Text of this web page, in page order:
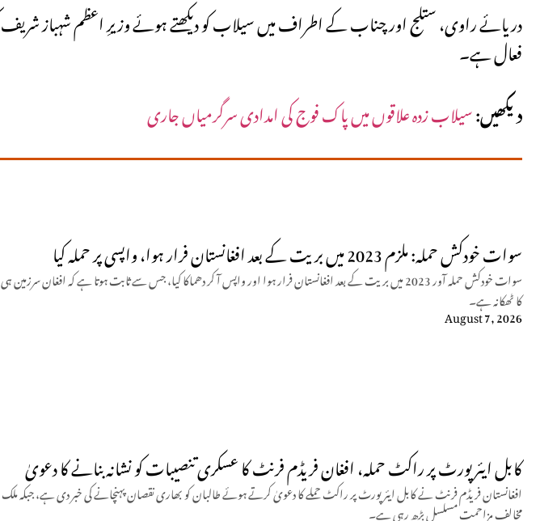
دریائے راوی، ستلج اور چناب کے اطراف میں سیلاب کو دیکھتے ہوئے وزیرِ اعظم شہباز شریف
فعال ہے۔
دیکھیں:سیلاب زدہ علاقوں میں پاک فوج کی امدادی سرگرمیاں جاری
سوات خودکش حملہ: ملزم 2023 میں بریت کے بعد افغانستان فرار ہوا، واپسی پر حملہ کیا
سوات خودکش حملہ آور 2023 میں بریت کے بعد افغانستان فرار ہوا اور واپس آ کر دھماکا کیا، جس سے ثابت ہوتا ہے کہ افغان
کا ٹھکانہ ہے۔
August 7, 2026
کابل ایئرپورٹ پر راکٹ حملہ، افغان فریڈم فرنٹ کا عسکری تنصیبات کو نشانہ بنانے کا دعویٰ
افغانستان فریڈم فرنٹ نے کابل ایئرپورٹ پر راکٹ حملے کا دعویٰ کرتے ہوئے طالبان کو بھاری نقصان پہنچانے کی خبر دی ہے، جبکہ
مخالف مزاحمت مسلسل بڑھ رہی ہے۔